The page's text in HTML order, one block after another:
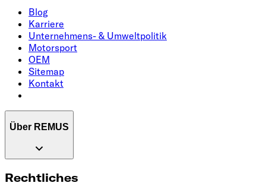
Blog
Karriere
Unternehmens- & Umweltpolitik
Motorsport
OEM
Sitemap
Kontakt
Über REMUS
Rechtliches